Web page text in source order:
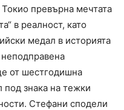
превърна мечтата
в реалност, като
медал в историята
неподправена
от шестгодишна
под знака на тежки
Стефани сподели